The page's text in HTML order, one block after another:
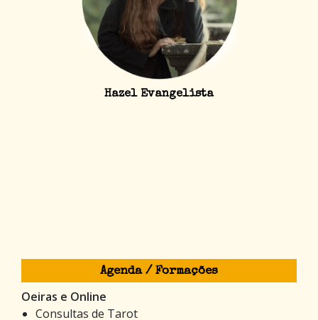
Hazel Evangelista
Agenda / Formações
Oeiras e Online
Consultas de Tarot